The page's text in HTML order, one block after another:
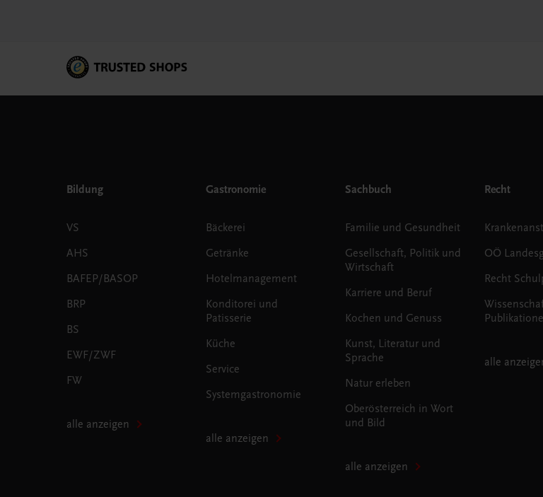
Bildung
VS
AHS
BAFEP/BASOP
BRP
BS
EWF/ZWF
FW
alle anzeigen
Gastronomie
Bäckerei
Getränke
Hotelmanagement
Konditorei und
Patisserie
Küche
Service
Systemgastronomie
alle anzeigen
Sachbuch
Familie und Gesundheit
Gesellschaft, Politik und
Wirtschaft
Karriere und Beruf
Kochen und Genuss
Kunst, Literatur und
Sprache
Natur erleben
Oberösterreich in Wort
und Bild
alle anzeigen
Recht
OÖ
Recht
alle